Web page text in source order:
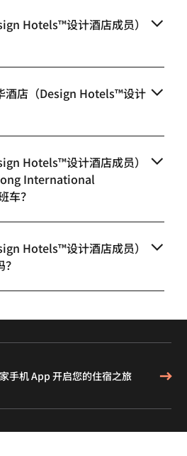
Hotels™设计酒店成员）
酒店（Design Hotels™设计
Hotels™设计酒店成员）
International
车？
Hotels™设计酒店成员）
手机 App 开启您的住宿之旅